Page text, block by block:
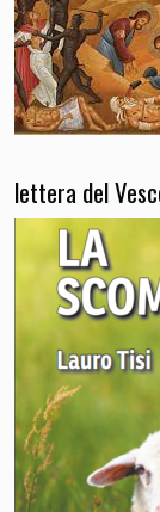
lettera del